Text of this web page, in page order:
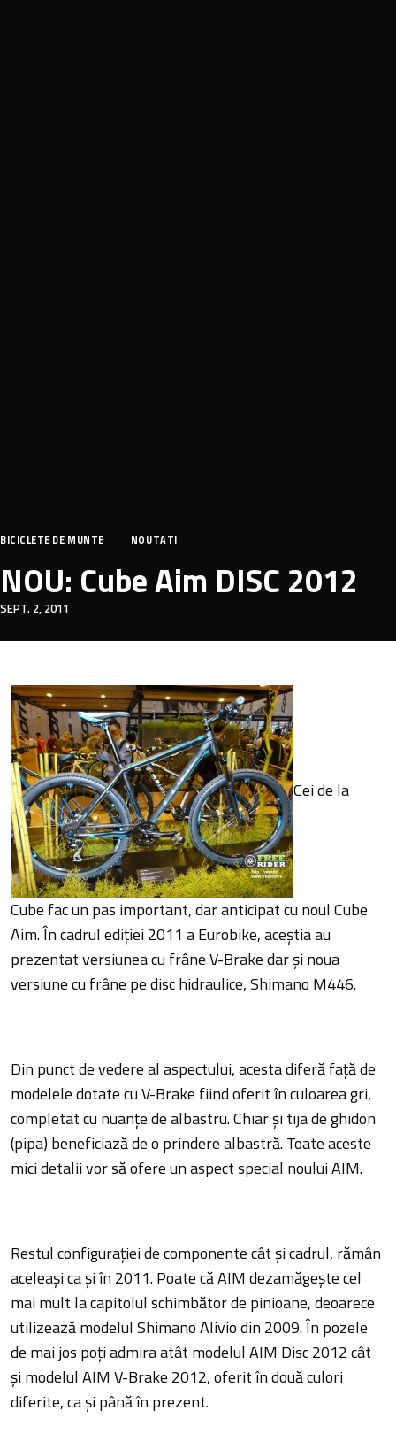
BICICLETE DE MUNTE NOUTATI
NOU: Cube Aim DISC 2012
SEPT. 2, 2011
Cei de la
Cube fac un pas important, dar anticipat cu noul Cube
Aim. În cadrul ediției 2011 a Eurobike, aceștia au
prezentat versiunea cu frâne V-Brake dar și noua
versiune cu frâne pe disc hidraulice, Shimano M446.
Din punct de vedere al aspectului, acesta diferă față de
modelele dotate cu V-Brake fiind oferit în culoarea gri,
completat cu nuanțe de albastru. Chiar și tija de ghidon
(pipa) beneficiază de o prindere albastră. Toate aceste
mici detalii vor să ofere un aspect special noului AIM.
Restul configurației de componente cât și cadrul, rămân
aceleași ca și în 2011. Poate că AIM dezamăgește cel
mai mult la capitolul schimbător de pinioane, deoarece
utilizează modelul Shimano Alivio din 2009. În pozele
de mai jos poți admira atât modelul AIM Disc 2012 cât
și modelul AIM V-Brake 2012, oferit în două culori
diferite, ca și până în prezent.